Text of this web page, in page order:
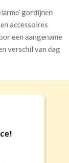
gordijnen
accessoires
een aangename
verschil van dag